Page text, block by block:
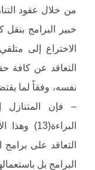
من خلال عقود
خبير البرامج
الاختراع إلى
التعاقد عن كافة
نفسه، وفقاً لما
– فإن المتنازل
التعاقد على
البرامج بل